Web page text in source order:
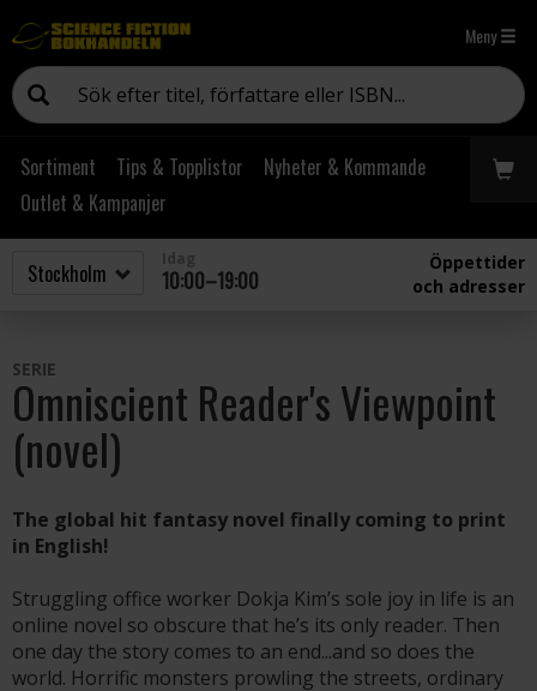
Meny
Sortiment Tips & Topplistor
Nyheter & Kommande
Outlet & Kampanjer
10:00–19:00
Öppettider
och adresser
SERIE
Omniscient Reader's Viewpoint
(novel)
The global hit fantasy novel finally coming to print
in English!
Struggling office worker Dokja Kim’s sole joy in life is an
online novel so obscure that he’s its only reader. Then
one day the story comes to an end...and so does the
world. Horrific monsters prowling the streets, ordinary